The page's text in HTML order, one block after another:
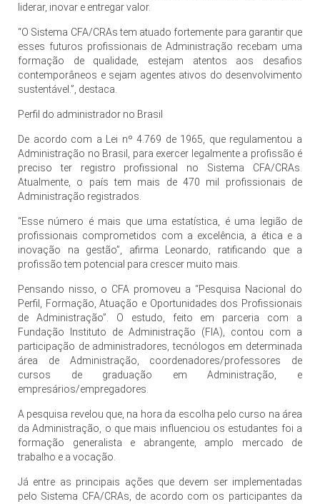
liderar, inovar e entregar valor.
“O Sistema CFA/CRAs tem atuado fortemente para garantir que
esses futuros profissionais de Administração recebam uma
formação de qualidade, estejam atentos aos desafios
contemporâneos e sejam agentes ativos do desenvolvimento
sustentável.”, destaca.
Perfil do administrador no Brasil
De acordo com a Lei nº 4.769 de 1965, que regulamentou a
Administração no Brasil, para exercer legalmente a profissão é
preciso ter registro profissional no Sistema CFA/CRAs.
Atualmente, o país tem mais de 470 mil profissionais de
Administração registrados.
“Esse número é mais que uma estatística, é uma legião de
profissionais comprometidos com a excelência, a ética e a
inovação na gestão”, afirma Leonardo, ratificando que a
profissão tem potencial para crescer muito mais.
Pensando nisso, o CFA promoveu a “Pesquisa Nacional do
Perfil, Formação, Atuação e Oportunidades dos Profissionais
de Administração”. O estudo, feito em parceria com a
Fundação Instituto de Administração (FIA), contou com a
participação de administradores, tecnólogos em determinada
área de Administração, coordenadores/professores de
cursos de graduação em Administração, e
empresários/empregadores.
A pesquisa revelou que, na hora da escolha pelo curso na área
da Administração, o que mais influenciou os estudantes foi a
formação generalista e abrangente, amplo mercado de
trabalho e a vocação.
Já entre as principais ações que devem ser implementadas
pelo Sistema CFA/CRAs, de acordo com os participantes da